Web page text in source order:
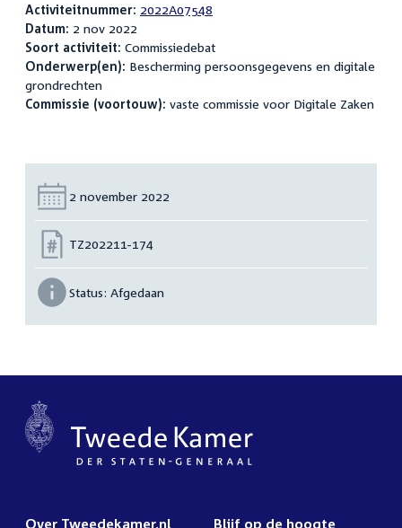
Activiteitnummer: 2022A07548
Datum: 2 nov 2022
Soort activiteit: Commissiedebat
Onderwerp(en): Bescherming persoonsgegevens en digitale
grondrechten
Commissie (voortouw): vaste commissie voor Digitale Zaken
Datum:
2 november 2022
Nummer:
TZ202211-174
Status: Afgedaan
Over Tweedekamer.nl Blijf op de hoogte